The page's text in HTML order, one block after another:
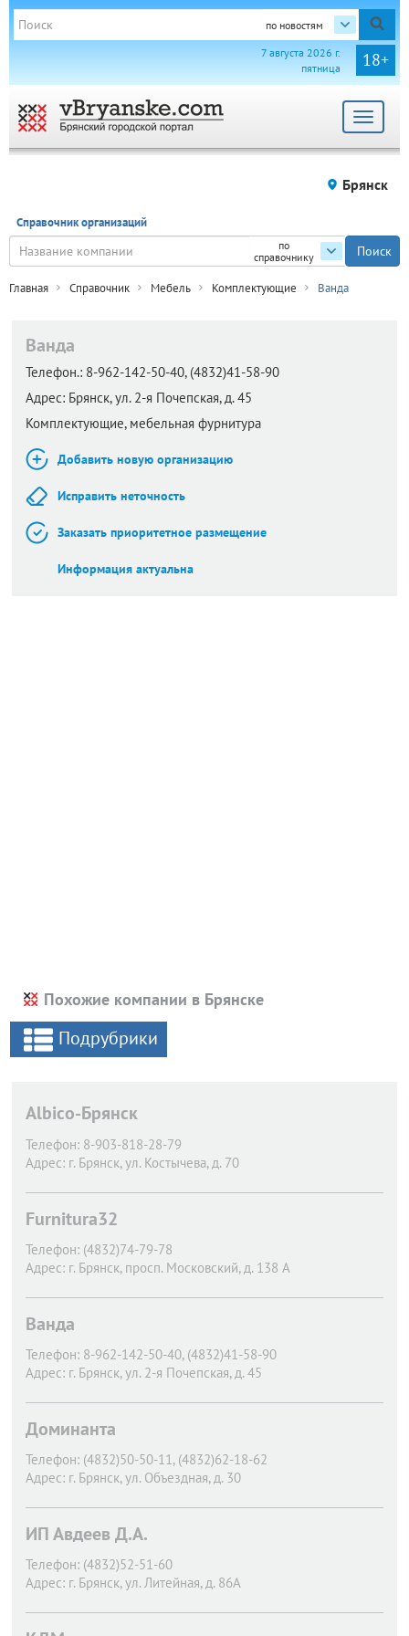
по новостям
18+
7 августа 2026 г.
пятница
Toggle
Брянск
Справочник организаций
по
справочнику
Главная Справочник Мебель Комплектующие Ванда
Ванда
Телефон.: 8-962-142-50-40, (4832)41-58-90
Адрес: Брянск,ул. 2-я Почепская, д. 45
Комплектующие, мебельная фурнитура
Добавить новую организацию
Исправить неточность
Заказать приоритетное размещение
Информация актуальна
Похожие компании в Брянске
Подрубрики
Albico-Брянск
Телефон: 8-903-818-28-79
Адрес: г. Брянск, ул. Костычева, д. 70
Furnitura32
Телефон: (4832)74-79-78
Адрес: г. Брянск, просп. Московский, д. 138 А
Ванда
Телефон: 8-962-142-50-40, (4832)41-58-90
Адрес: г. Брянск, ул. 2-я Почепская, д. 45
Доминанта
Телефон: (4832)50-50-11, (4832)62-18-62
Адрес: г. Брянск, ул. Объездная, д. 30
ИП Авдеев Д.А.
Телефон: (4832)52-51-60
Адрес: г. Брянск, ул. Литейная, д. 86А